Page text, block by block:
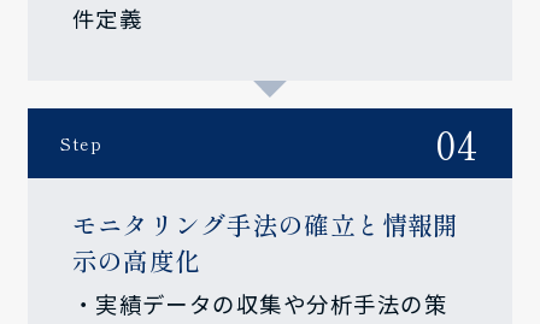
件定義
Step 04
モニタリング手法の確立と情報開
示の高度化
・実績データの収集や分析手法の策